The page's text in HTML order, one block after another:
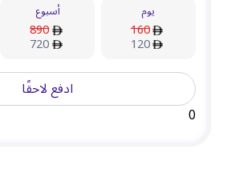
يوم
160
120
أسبوع
890
720
ادفع لاحقًا
0